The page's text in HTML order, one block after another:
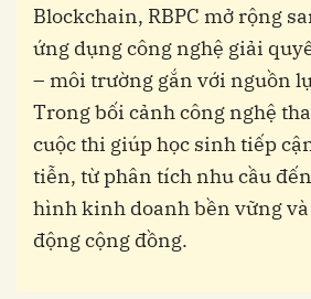
Blockchain, RBPC mở rộng
ứng dụng công nghệ giải
– môi trường gắn với nguồn
Trong bối cảnh công nghệ
cuộc thi giúp học sinh tiếp
tiễn, từ phân tích nhu cầu
hình kinh doanh bền vững
động cộng đồng.